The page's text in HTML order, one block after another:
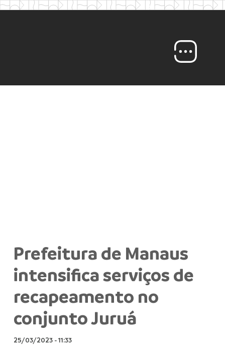
Prefeitura de Manaus
intensifica serviços de
recapeamento no
conjunto Juruá
25/03/2023-11:33